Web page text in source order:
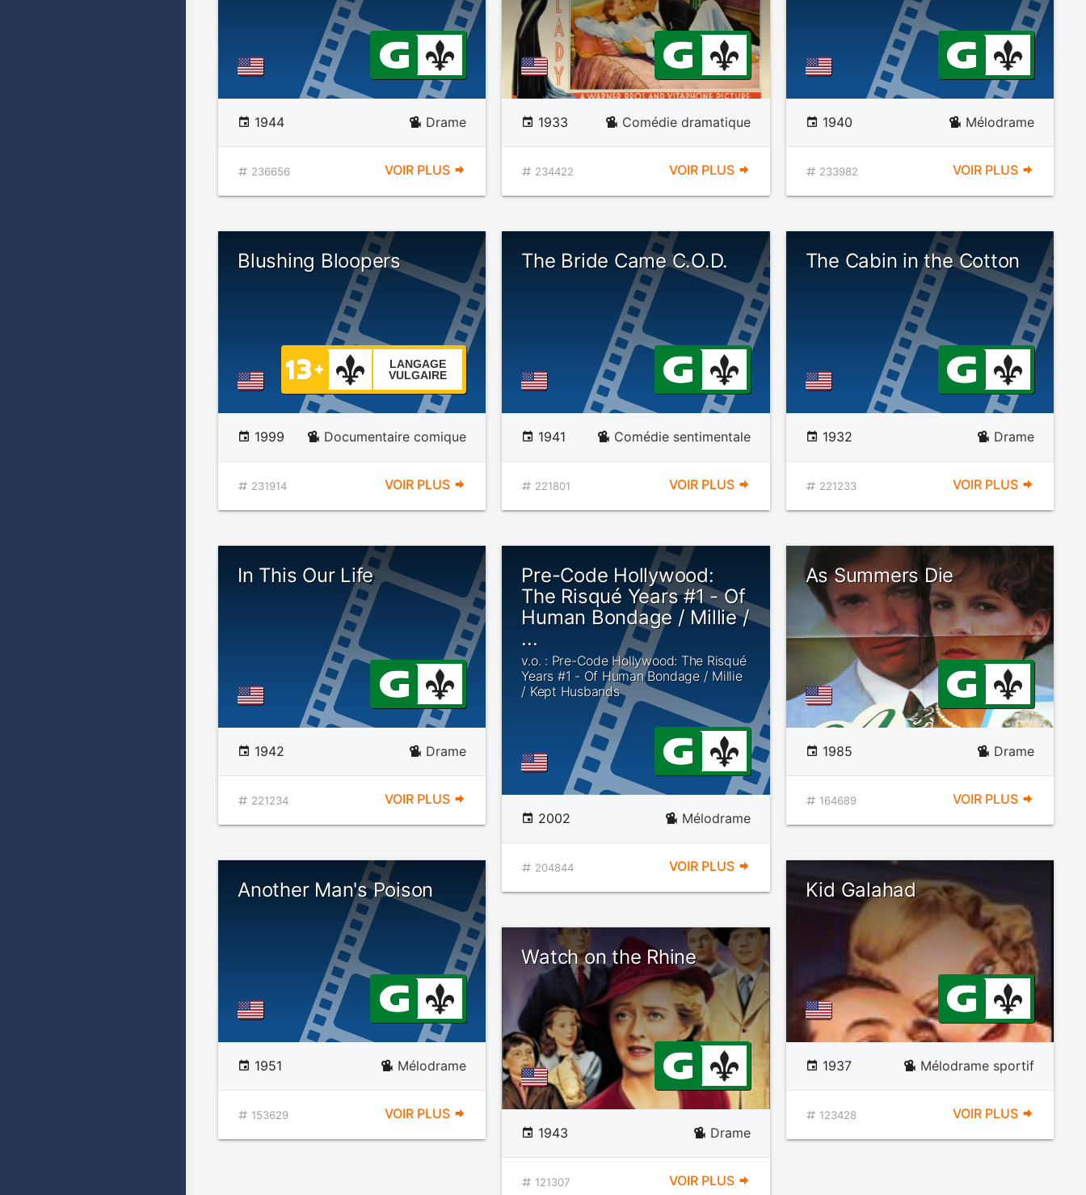
1944 Drame
236656 VOIR PLUS
1933 Comédie dramatique
234422 VOIR PLUS
1940 Mélodrame
233982 VOIR PLUS
Blushing Bloopers
LANGAGE
VULGAIRE
1999 Documentaire comique
231914 VOIR PLUS
The Bride Came C.O.D.
1941 Comédie sentimentale
221801 VOIR PLUS
The Cabin in the Cotton
1932 Drame
221233 VOIR PLUS
In This Our Life
1942 Drame
221234 VOIR PLUS
Pre-Code Hollywood:
The Risqué Years #1 - Of
Human Bondage / Millie /
...
v.o. : Pre-Code Hollywood: The Risqué
Years #1 - Of Human Bondage / Millie
/ Kept Husbands
2002 Mélodrame
204844 VOIR PLUS
As Summers Die
1985 Drame
164689 VOIR PLUS
Another Man's Poison
1951 Mélodrame
153629 VOIR PLUS
Kid Galahad
1937 Mélodrame sportif
123428 VOIR PLUS
Watch on the Rhine
1943 Drame
121307 VOIR PLUS